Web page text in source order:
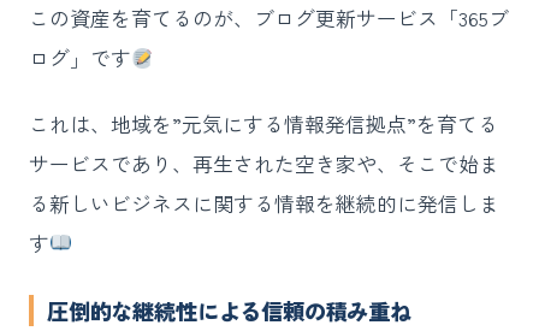
この資産を育てるのが、ブログ更新サービス「365ブ
ログ」です
これは、地域を”元気にする情報発信拠点”を育てる
サービスであり、再生された空き家や、そこで始ま
る新しいビジネスに関する情報を継続的に発信しま
す
圧倒的な継続性による信頼の積み重ね